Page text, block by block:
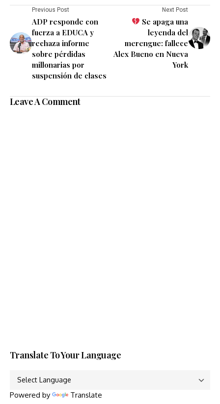
Previous Post
ADP responde con
fuerza a EDUCA y
rechaza informe
sobre pérdidas
millonarias por
suspensión de clases
Next Post
Se apaga una
leyenda del
merengue: fallece
Alex Bueno en Nueva
York
Leave A Comment
Translate To Your Language
Powered by Translate